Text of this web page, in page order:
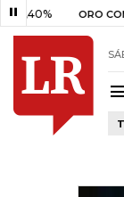
ORO COMPRA